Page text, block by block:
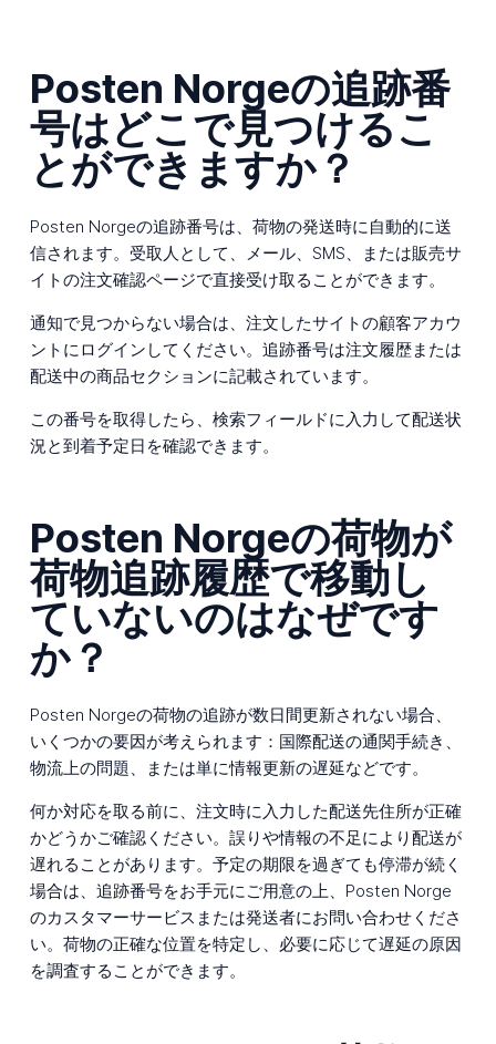
Posten Norgeの追跡番
号はどこで見つけるこ
とができますか？
Posten Norgeの追跡番号は、荷物の発送時に自動的に送
信されます。受取人として、メール、SMS、または販売サ
イトの注文確認ページで直接受け取ることができます。
通知で見つからない場合は、注文したサイトの顧客アカウ
ントにログインしてください。追跡番号は注文履歴または
配送中の商品セクションに記載されています。
この番号を取得したら、検索フィールドに入力して配送状
況と到着予定日を確認できます。
Posten Norgeの荷物が
荷物追跡履歴で移動し
ていないのはなぜです
か？
Posten Norgeの荷物の追跡が数日間更新されない場合、
いくつかの要因が考えられます：国際配送の通関手続き、
物流上の問題、または単に情報更新の遅延などです。
何か対応を取る前に、注文時に入力した配送先住所が正確
かどうかご確認ください。誤りや情報の不足により配送が
遅れることがあります。予定の期限を過ぎても停滞が続く
場合は、追跡番号をお手元にご用意の上、Posten Norge
のカスタマーサービスまたは発送者にお問い合わせくださ
い。荷物の正確な位置を特定し、必要に応じて遅延の原因
を調査することができます。